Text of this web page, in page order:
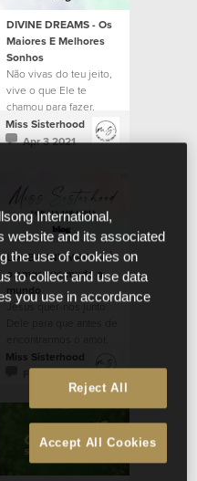
DIVINE DREAMS - Os
Maiores E Melhores
Sonhos
Não vivas do teu jeito,
vive o que Ele te
chamou para fazer.
Miss Sisterhood
Apr 3 2021
LOVE & INTIMACY - É
o amor que muda o
mundo
Jesus quer-nos junto
nos enchamos do
Verdadeiro Amor que
Miss Sisterhood
Feb 20 2021
International,
website and its associated
the use of cookies on
to collect and use data
you use in accordance
Reject All
Accept All Cookies